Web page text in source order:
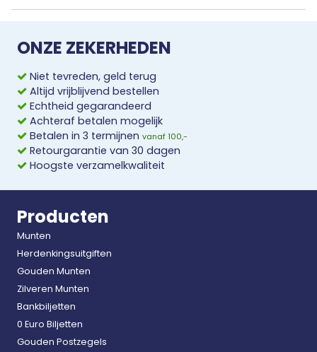
ONZE ZEKERHEDEN
Niet tevreden, geld terug
Altijd vrijblijvend bestellen
Echtheid gegarandeerd
Achteraf betalen mogelijk
Betalen in 3 termijnen vanaf 100,-
Retourgarantie van 30 dagen
Hoogste verzamelkwaliteit
Producten
Munten
Herdenkingsuitgiften
Gouden Munten
Zilveren Munten
Bankbiljetten
0 Euro Biljetten
Gouden Postzegels